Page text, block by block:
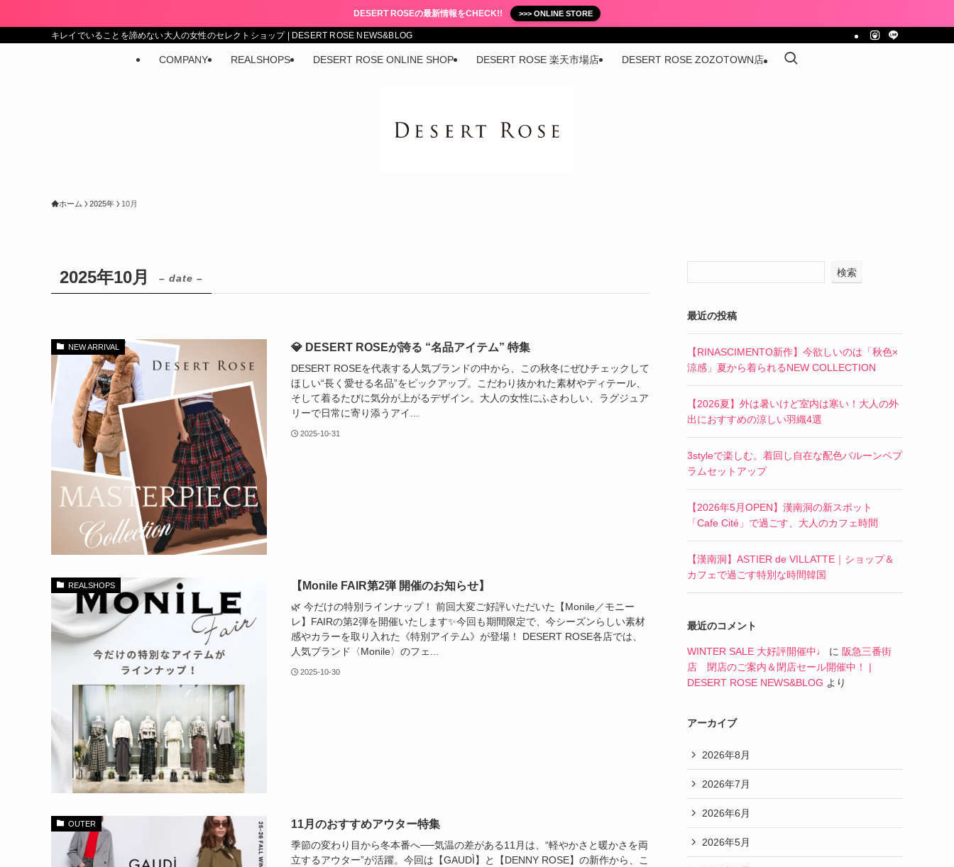
DESERT ROSEの最新情報をCHECK!! >>> ONLINE STORE
キレイでいることを諦めない大人の女性のセレクトショップ | DESERT ROSE NEWS&BLOG
COMPANY REALSHOPS DESERT ROSE ONLINE SHOP DESERT ROSE 楽天市場店 DESERT ROSE ZOZOTOWN店
ホーム 2025年 10月
2025年10月 – date –
NEW ARRIVAL 💎 DESERT ROSEが誇る “名品アイテム” 特集
DESERT ROSEを代表する人気ブランドの中から、この秋冬にぜひチェックして
ほしい“長く愛せる名品”をピックアップ。こだわり抜かれた素材やディテール、
そして着るたびに気分が上がるデザイン。大人の女性にふさわしい、ラグジュア
リーで日常に寄り添うアイ...
2025-10-31
REALSHOPS 【Monile FAIR第2弾 開催のお知らせ】
🌿 今だけの特別ラインナップ！ 前回大変ご好評いただいた【Monile／モニー
レ】FAIRの第2弾を開催いたします✨今回も期間限定で、今シーズンらしい素材
感やカラーを取り入れた《特別アイテム》が登場！ DESERT ROSE各店では、
人気ブランド〈Monile〉のフェ...
2025-10-30
OUTER 11月のおすすめアウター特集
季節の変わり目から冬本番へ──気温の差がある11月は、“軽やかさと暖かさを両
立するアウター”が活躍。今回は【GAUDÌ】と【DENNY ROSE】の新作から、こ
検索
最近の投稿
【RINASCIMENTO新作】今欲しいのは「秋色×
涼感」夏から着られるNEW COLLECTION
【2026夏】外は暑いけど室内は寒い！大人の外
出におすすめの涼しい羽織4選
3styleで楽しむ。着回し自在な配色バルーンペプ
ラムセットアップ
【2026年5月OPEN】漢南洞の新スポット
「Cafe Cité」で過ごす、大人のカフェ時間
【漢南洞】ASTIER de VILLATTE｜ショップ＆
カフェで過ごす特別な時間韓国
最近のコメント
WINTER SALE 大好評開催中♩ に 阪急三番街
店 閉店のご案内＆閉店セール開催中！ |
DESERT ROSE NEWS&BLOG より
アーカイブ
2026年8月
2026年7月
2026年6月
2026年5月